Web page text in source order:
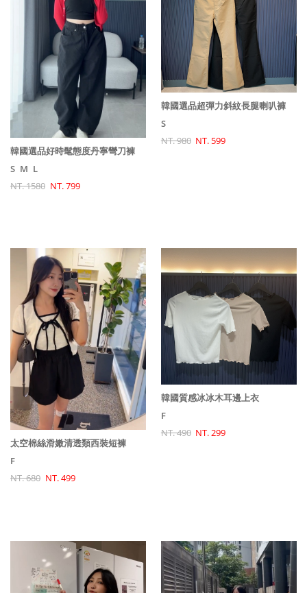
韓國選品好時髦態度丹寧彎刀褲
S M L
NT. 1580 NT. 799
韓國選品超彈力斜紋長腿喇叭褲
S
NT. 980 NT. 599
太空棉絲滑嫩清透類西裝短褲
F
NT. 680 NT. 499
韓國質感冰冰木耳邊上衣
F
NT. 490 NT. 299